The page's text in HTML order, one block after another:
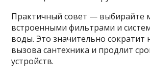
Практичный совет — выбирайте
встроенными фильтрами и
воды. Это значительно сократит
вызова сантехника и продлит
устройств.